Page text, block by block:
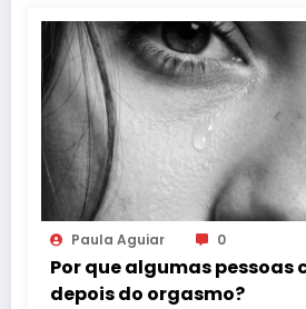
Paula Aguiar 0
Por que algumas pessoas
depois do orgasmo?